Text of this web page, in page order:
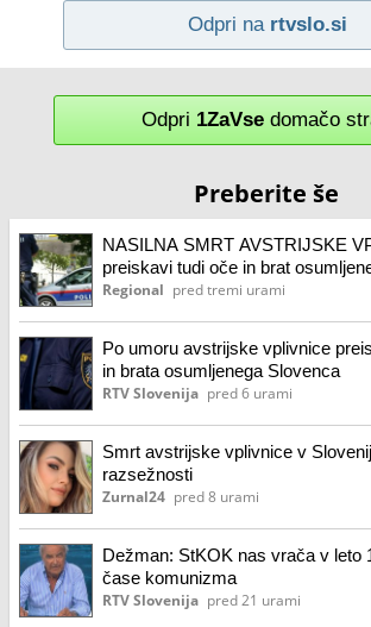
Odpri na rtvslo.si
Odpri 1ZaVse domačo
Preberite še
NASILNA SMRT AVSTRIJSKE
preiskavi tudi oče in brat
Regional pred tremi urami
Po umoru avstrijske vplivnice
in brata osumljenega Slovenca
RTV Slovenija pred 6 urami
Smrt avstrijske vplivnice v
razsežnosti
Zurnal24 pred 8 urami
Dežman: StKOK nas vrača v leto
čase komunizma
RTV Slovenija pred 21 urami